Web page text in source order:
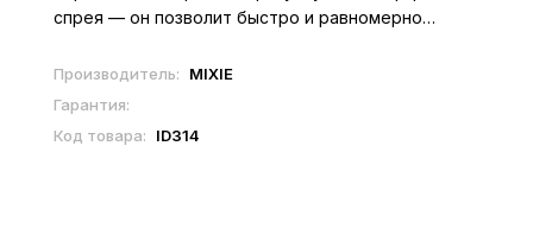
спрея — он позволит быстро и равномерно
бисквит и даже песочное тесто. Более 60%
состава — натуральные какао-продукты...
Производитель:
MIXIE
Гарантия:
Код товара:
ID314